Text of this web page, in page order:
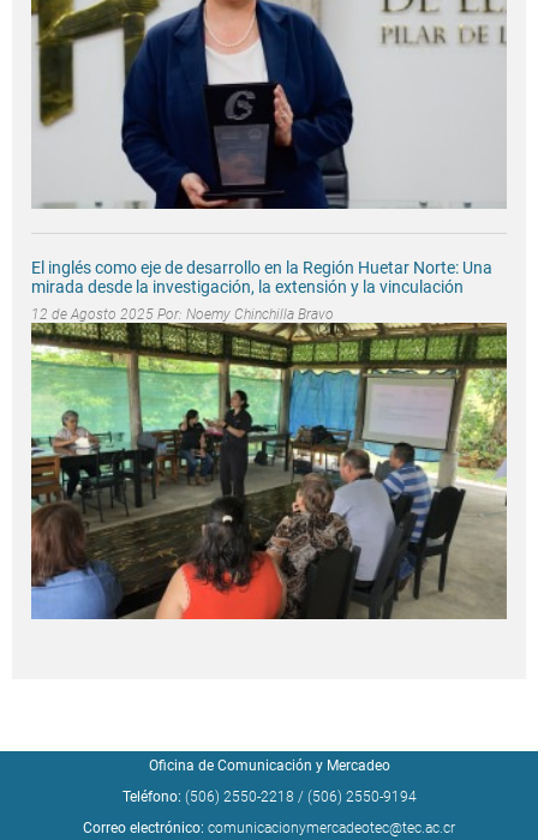
El inglés como eje de desarrollo en la Región Huetar Norte: Una
mirada desde la investigación, la extensión y la vinculación
12 de Agosto 2025 Por: Noemy Chinchilla Bravo
Oficina de Comunicación y Mercadeo
Teléfono: (506) 2550-2218 / (506) 2550-9194
Correo electrónico: comunicacionymercadeotec@tec.ac.cr